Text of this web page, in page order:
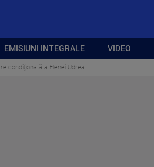
EMISIUNI INTEGRALE VIDEO
condiţionată a Elenei Udrea